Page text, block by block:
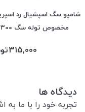
شامپو سگ اسپشیال رد
مخصوص توله سگ 300
315,000
دیدگاه ها
تجربه خود را با ما به